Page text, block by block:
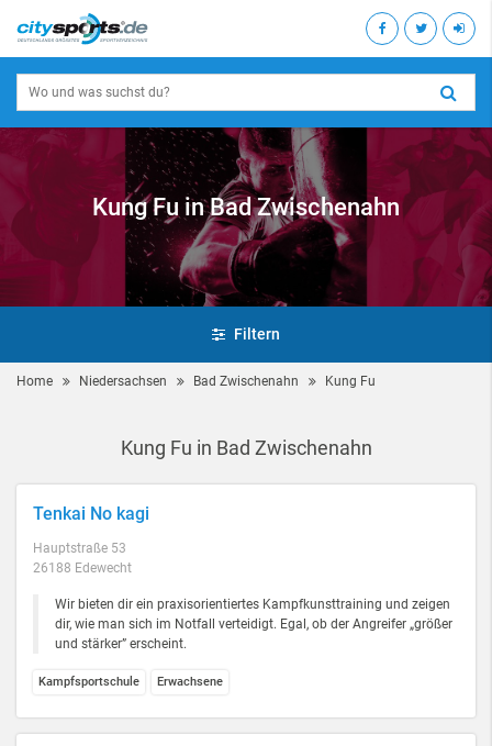
Kung Fu in Bad Zwischenahn
Filtern
Home Niedersachsen Bad Zwischenahn Kung Fu
Kung Fu in Bad Zwischenahn
Tenkai No kagi
Hauptstraße 53
26188 Edewecht
Wir bieten dir ein praxisorientiertes Kampfkunsttraining und zeigen
dir, wie man sich im Notfall verteidigt. Egal, ob der Angreifer „größer
und stärker” erscheint.
Kampfsportschule Erwachsene